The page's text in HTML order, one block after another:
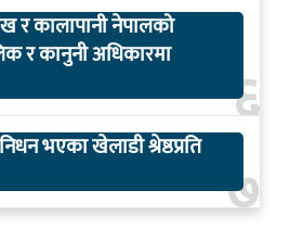
६
र कालापानी नेपालको
र कानुनी अधिकारमा
७
भएका खेलाडी श्रेष्ठप्रति